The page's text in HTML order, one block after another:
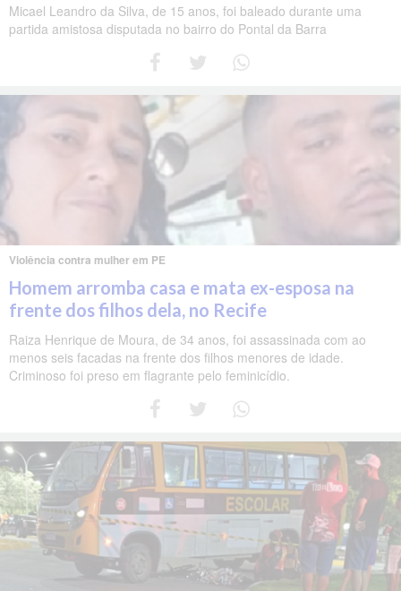
Micael Leandro da Silva, de 15 anos, foi baleado durante uma
partida amistosa disputada no bairro do Pontal da Barra
Violência contra mulher em PE
Homem arromba casa e mata ex-esposa na
frente dos filhos dela, no Recife
Raiza Henrique de Moura, de 34 anos, foi assassinada com ao
menos seis facadas na frente dos filhos menores de idade.
Criminoso foi preso em flagrante pelo feminicídio.